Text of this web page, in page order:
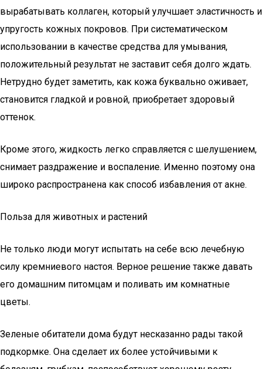
вырабатывать коллаген, который улучшает эластичность и
упругость кожных покровов. При систематическом
использовании в качестве средства для умывания,
положительный результат не заставит себя долго ждать.
Нетрудно будет заметить, как кожа буквально оживает,
становится гладкой и ровной, приобретает здоровый
оттенок.
Кроме этого, жидкость легко справляется с шелушением,
снимает раздражение и воспаление. Именно поэтому она
широко распространена как способ избавления от акне.
Польза для животных и растений
Не только люди могут испытать на себе всю лечебную
силу кремниевого настоя. Верное решение также давать
его домашним питомцам и поливать им комнатные
цветы.
Зеленые обитатели дома будут несказанно рады такой
подкормке. Она сделает их более устойчивыми к